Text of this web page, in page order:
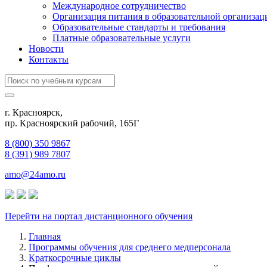
Международное сотрудничество
Организация питания в образовательной
Образовательные стандарты и требования
Платные образовательные услуги
Новости
Контакты
г. Красноярск,
пр. Красноярский рабочий, 165Г
8 (800) 350 9867
8 (391) 989 7807
amo@24amo.ru
Перейти на портал дистанционного обучения
Главная
Программы обучения для среднего медперсонала
Краткосрочные циклы